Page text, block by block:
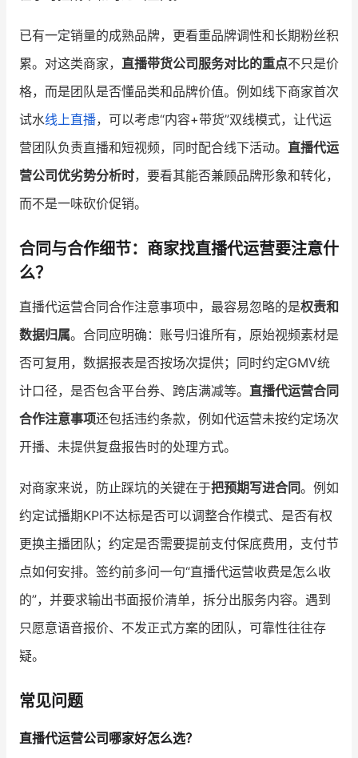
已有一定销量的成熟品牌，更看重品牌调性和长期粉丝积
累。对这类商家， 直播带货公司服务对比的重点不只是价
格，而是团队是否懂品类和品牌价值。例如线下商家首次
试水线上直播，可以考虑“内容+带货”双线模式，让代运
营团队负责直播和短视频，同时配合线下活动。 直播代运
营公司优劣势分析时，要看其能否兼顾品牌形象和转化，
而不是一味砍价促销。
合同与合作细节：商家找直播代运营要注意什
么？
直播代运营合同合作注意事项中，最容易忽略的是权责和
数据归属。合同应明确：账号归谁所有，原始视频素材是
否可复用，数据报表是否按场次提供；同时约定GMV统
计口径，是否包含平台券、跨店满减等。 直播代运营合同
合作注意事项还包括违约条款，例如代运营未按约定场次
开播、未提供复盘报告时的处理方式。
对商家来说，防止踩坑的关键在于把预期写进合同。例如
约定试播期KPI不达标是否可以调整合作模式、是否有权
更换主播团队；约定是否需要提前支付保底费用，支付节
点如何安排。签约前多问一句“直播代运营收费是怎么收
的”，并要求输出书面报价清单，拆分出服务内容。遇到
只愿意语音报价、不发正式方案的团队，可靠性往往存
疑。
常见问题
直播代运营公司哪家好怎么选？